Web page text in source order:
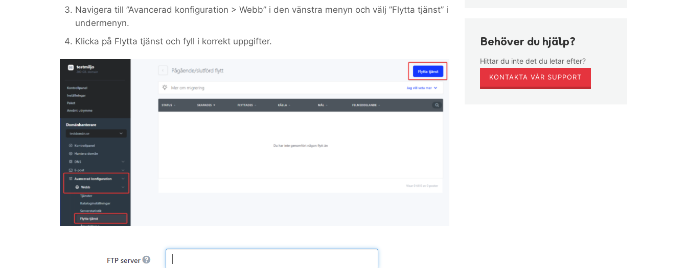
Navigera till ”Avancerad konfiguration > Webb” i den vänstra menyn och välj ”Flytta tjänst” i
undermenyn.
Klicka på Flytta tjänst och fyll i korrekt uppgifter.
Behöver du hjälp?
Hittar du inte det du letar efter?
KONTAKTA VÅR SUPPORT